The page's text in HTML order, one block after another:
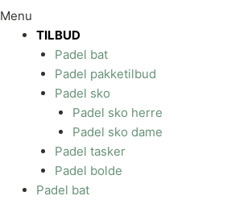
Menu
TILBUD
Padel bat
Padel pakketilbud
Padel sko
Padel sko herre
Padel sko dame
Padel tasker
Padel bolde
Padel bat